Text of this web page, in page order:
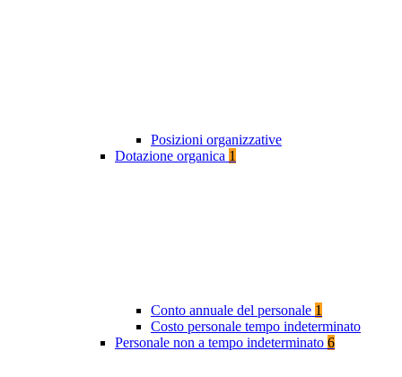
Posizioni organizzative
Dotazione organica 1
Conto annuale del personale 1
Costo personale tempo indeterminato
Personale non a tempo indeterminato 6